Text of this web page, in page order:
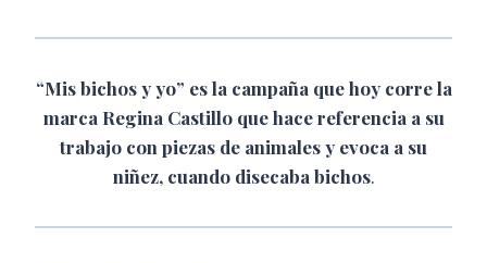
“Mis bichos y yo” es la campaña que hoy corre la
marca Regina Castillo que hace referencia a su
trabajo con piezas de animales y evoca a su
niñez, cuando disecaba bichos.